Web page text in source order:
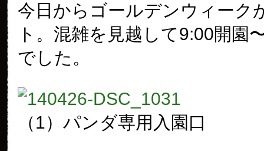
今日からゴールデンウィーク
ト。混雑を見越して9:00開園
でした。
（1）パンダ専用入園口